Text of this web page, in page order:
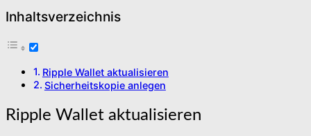
Inhaltsverzeichnis
Ripple Wallet aktualisieren
Sicherheitskopie anlegen
Ripple Wallet aktualisieren